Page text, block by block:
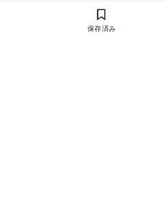
保存済み